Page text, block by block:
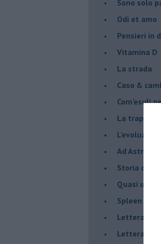
Sono solo
Odi et amo
Pensieri in
Vitamina D
La strada
Caso &
Com'esuli
La trappola
L'evoluzione
Ad Astra
Storia di io
Quasi una
Spleen
Lettera a un
Lettera al